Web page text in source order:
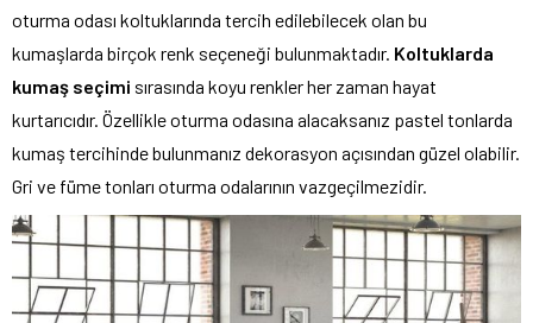
oturma odası koltuklarında tercih edilebilecek olan bu
kumaşlarda birçok renk seçeneği bulunmaktadır. Koltuklarda
kumaş seçimi sırasında koyu renkler her zaman hayat
kurtarıcıdır. Özellikle oturma odasına alacaksanız pastel tonlarda
kumaş tercihinde bulunmanız dekorasyon açısından güzel olabilir.
Gri ve füme tonları oturma odalarının vazgeçilmezidir.